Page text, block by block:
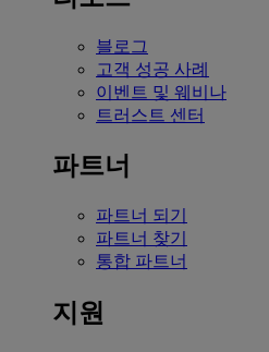
블로그
고객 성공 사례
이벤트 및 웨비나
트러스트 센터
파트너
파트너 되기
파트너 찾기
통합 파트너
지원